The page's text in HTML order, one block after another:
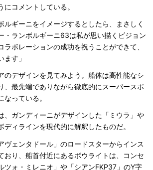
にコメントしている。
ルギーニをイメージするとしたら、まさしく
・ランボルギーニ63は私が思い描くビジョン
ラボレーションの成功を祝うことができて、
す」
デザインを見てみよう。船体は高性能なシ
、最先端でありながら徹底的にスーパースポ
っている。
ガンディーニがデザインした「ミウラ」や
ディラインを現代的に解釈したものだ。
ェンタドール」のロードスターからインス
おり、船首付近にあるボウライトは、コンセ
ツォ・ミレニオ」や「シアンFKP37」のY字